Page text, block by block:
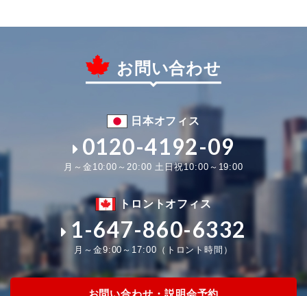
お問い合わせ
日本オフィス
0120-4192-09
月～金10:00～20:00 土日祝10:00～19:00
トロントオフィス
1-647-860-6332
月～金9:00～17:00（トロント時間）
お問い合わせ・説明会予約